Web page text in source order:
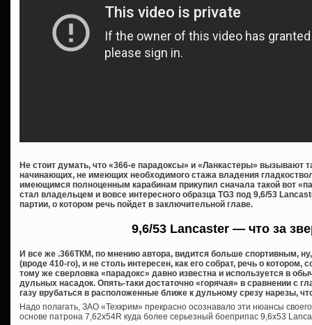
Не стоит думать, что «366-е парадоксы» и «Ланкастеры» вызывают
начинающих, не имеющих необходимого стажа владения
имеющимся полноценным карабинам прикупил сначала такой вот
стал владельцем и вовсе интересного образца TG3 под 9,6/53
партии, о котором речь пойдет в заключительной главе.
9,6/53 Lancaster — что за
И все же .366ТКМ, по мнению автора, видится больше спортивным,
(вроде 410-го), и не столь интересен, как его собрат, речь о котором,
тому же сверловка «парадокс» давно известна и используется в
дульных насадок. Опять-таки достаточно «горячая» в сравнении с
газу врубаться в расположенные ближе к дульному срезу нарезы,
Надо полагать, ЗАО «Техкрим» прекрасно осознавало эти нюансы
основе патрона 7,62х54R куда более серьезный боеприпас 9,6х53